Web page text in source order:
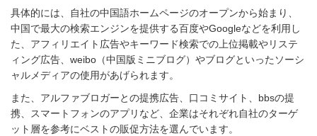
具体的には、自社の中国語ホームページのオープンから始まり、
中国で最大の検索エンジンを提供する百度やGoogleなどを利用し
た、アフィリエイト広告やキーワード検索での上位掲載やリステ
ィング広告、weibo（中国版ミニブログ）やブログといったソーシ
ャルメディアの使用があげられます。
また、アルファブロガーとの提携広告、口コミサイト、bbsの提
携、スマートフォンのアプリなど、企業はそれぞれ自社のターゲ
ット層を参考にベストの販促方法を選んでいます。